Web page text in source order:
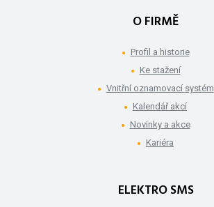
O FIRMĚ
Profil a historie
Ke stažení
Vnitřní oznamovací systém
Kalendář akcí
Novinky a akce
Kariéra
ELEKTRO SMS